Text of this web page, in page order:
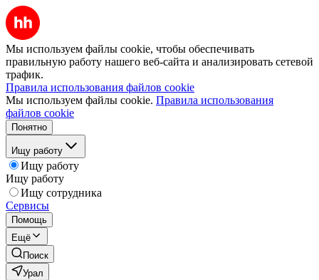
Мы используем файлы cookie, чтобы обеспечивать
правильную работу нашего веб-сайта и анализировать сетевой
трафик.
Правила использования файлов cookie
Мы используем файлы cookie. Правила использования
файлов cookie
Понятно
Ищу работу
Ищу работу
Ищу работу
Ищу сотрудника
Сервисы
Помощь
Ещё
Поиск
Урал